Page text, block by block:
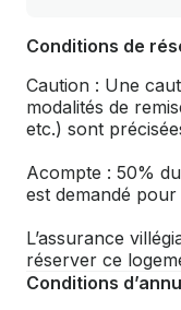
Conditions de
Caution : Une
modalités de
etc.) sont
Acompte : 50%
est demandé
L’assurance
réserver ce
Conditions